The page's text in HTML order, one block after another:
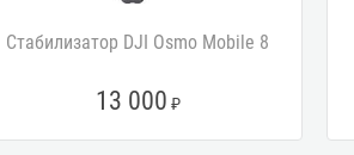
Стабилизатор DJI Osmo Mobile 8
13 000